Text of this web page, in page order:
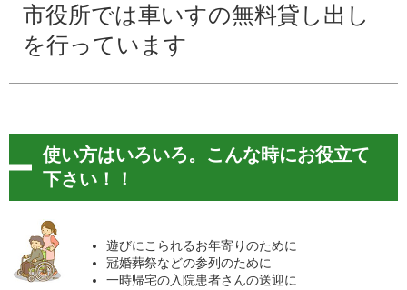
市役所では車いすの無料貸し出し
を行っています
使い方はいろいろ。こんな時にお役立て
下さい！！
遊びにこられるお年寄りのために
冠婚葬祭などの参列のために
一時帰宅の入院患者さんの送迎に